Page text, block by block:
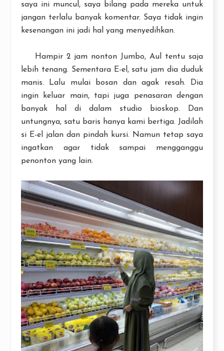
saya ini muncul, saya bilang pada mereka untuk
jangan terlalu banyak komentar. Saya tidak ingin
kesenangan ini jadi hal yang menyedihkan.
Hampir 2 jam nonton Jumbo, Aul tentu saja
lebih tenang. Sementara E-el, satu jam dia duduk
manis. Lalu mulai bosan dan agak resah. Dia
ingin keluar main, tapi juga penasaran dengan
banyak hal di dalam studio bioskop. Dan
untungnya, satu baris hanya kami bertiga. Jadilah
si E-el jalan dan pindah kursi. Namun tetap saya
ingatkan agar tidak sampai mengganggu
penonton yang lain.